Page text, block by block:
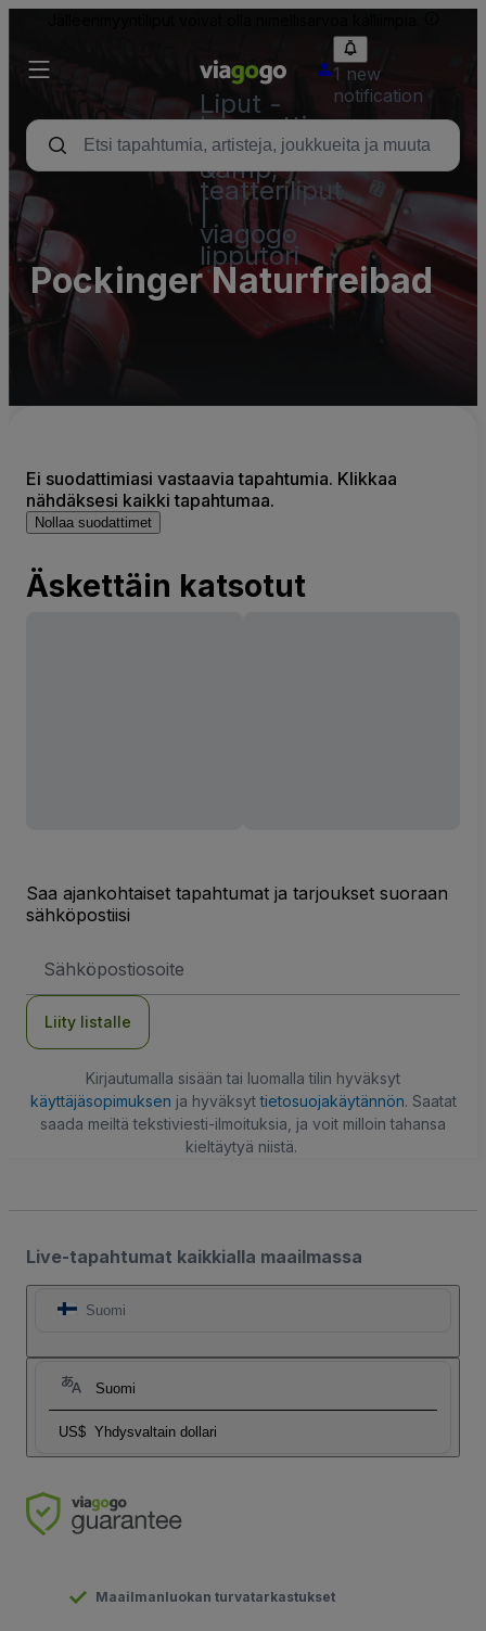
Liput -
konsertti,
urheilu
&amp;
teatteriliput
viagogo
lipputori
1 new
notification
Pockinger Naturfreibad
Ei suodattimiasi vastaavia tapahtumia. Klikkaa
nähdäksesi kaikki tapahtumaa.
Nollaa suodattimet
Äskettäin katsotut
Saa ajankohtaiset tapahtumat ja tarjoukset suoraan
sähköpostiisi
Liity listalle
Kirjautumalla sisään tai luomalla tilin hyväksyt
käyttäjäsopimuksen ja hyväksyttietosuojakäytännön. Saatat
saada meiltä tekstiviesti-ilmoituksia, ja voit milloin tahansa
kieltäytyä niistä.
Live-tapahtumat kaikkialla maailmassa
Suomi
Suomi
US$ Yhdysvaltain dollari
Maailmanluokan turvatarkastukset